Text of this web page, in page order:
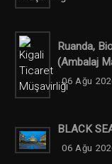
Ruanda,
(ambalaj
06 Ağu
BLACK
06 Ağu